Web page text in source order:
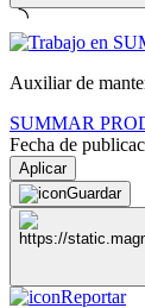
Auxiliar de
SUMMAR
Fecha de
Aplicar
Guardar
Reportar